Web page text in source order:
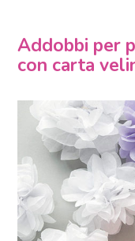
Addobbi per
con carta